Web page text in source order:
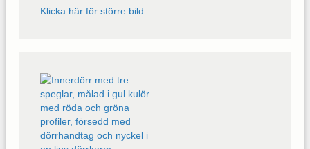
Klicka här för större bild